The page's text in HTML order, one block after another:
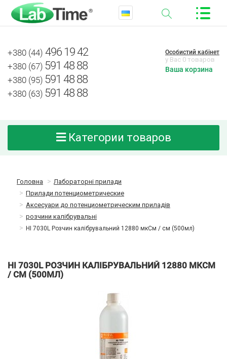
+380 (44) 496 19 42
+380 (67) 591 48 88
+380 (95) 591 48 88
+380 (63) 591 48 88
Особистий кабінет
у Вас 0 товаров
Ваша корзина
Категории товаров
Головна
Лабораторні прилади
Прилади потенциометрические
Аксесуари до потенциометрическим приладів
розчини калібрувальні
HI 7030L Розчин калібрувальний 12880 мкСм / см (500мл)
HI 7030L РОЗЧИН КАЛІБРУВАЛЬНИЙ 12880 МКСМ
/ СМ (500МЛ)